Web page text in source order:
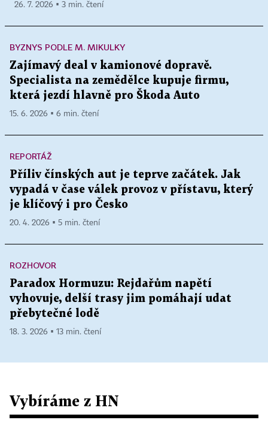
26. 7. 2026 ▪ 3 min. čtení
BYZNYS PODLE M. MIKULKY
Zajímavý deal v kamionové dopravě.
Specialista na zemědělce kupuje firmu,
která jezdí hlavně pro Škoda Auto
15. 6. 2026 ▪ 6 min. čtení
REPORTÁŽ
Příliv čínských aut je teprve začátek. Jak
vypadá v čase válek provoz v přístavu, který
je klíčový i pro Česko
20. 4. 2026 ▪ 5 min. čtení
ROZHOVOR
Paradox Hormuzu: Rejdařům napětí
vyhovuje, delší trasy jim pomáhají udat
přebytečné lodě
18. 3. 2026 ▪ 13 min. čtení
Vybíráme z HN